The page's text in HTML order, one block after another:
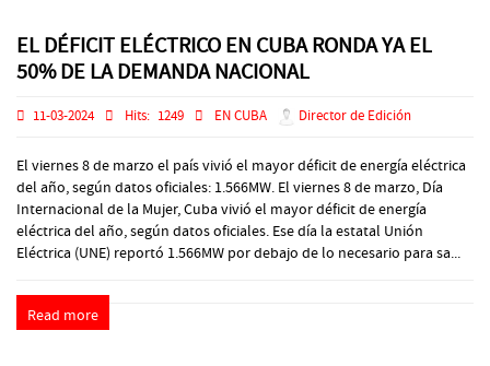
EL DÉFICIT ELÉCTRICO EN CUBA RONDA YA EL
50% DE LA DEMANDA NACIONAL
11-03-2024 Hits: 1249 EN CUBA Director de Edición
El viernes 8 de marzo el país vivió el mayor déficit de energía eléctrica
del año, según datos oficiales: 1.566MW. El viernes 8 de marzo, Día
Internacional de la Mujer, Cuba vivió el mayor déficit de energía
eléctrica del año, según datos oficiales. Ese día la estatal Unión
Eléctrica (UNE) reportó 1.566MW por debajo de lo necesario para sa...
Read more